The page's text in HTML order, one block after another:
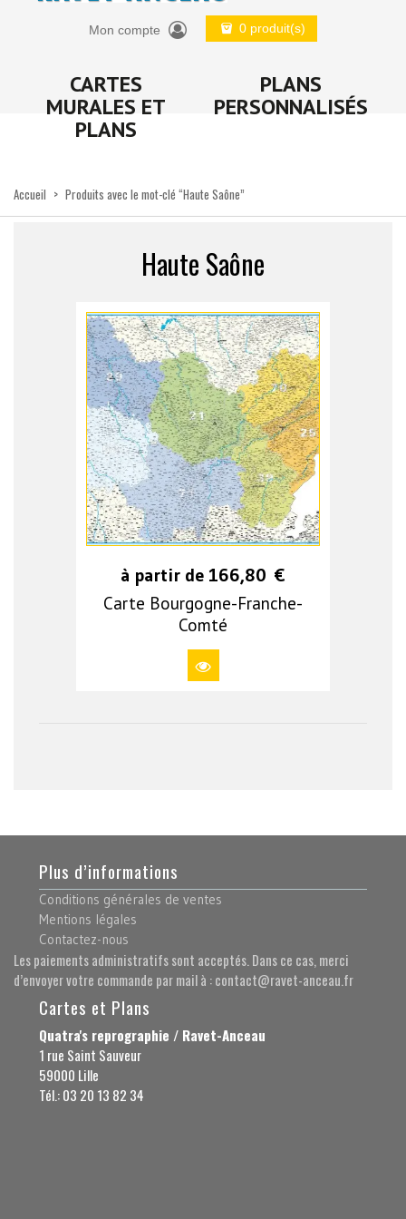
Mon compte 0 produit(s)
CARTES
MURALES ET
PLANS
PLANS
PERSONNALISÉS
Accueil > Produits avec le mot-clé “Haute Saône”
Haute Saône
à partir de 166,80 €
Carte Bourgogne-Franche-
Comté
Plus d’informations
Conditions générales de ventes
Mentions légales
Contactez-nous
Les paiements administratifs sont acceptés. Dans ce cas, merci
d’envoyer votre commande par mail à : contact@ravet-anceau.fr
Cartes et Plans
Quatra's reprographie / Ravet-Anceau
1 rue Saint Sauveur
59000 Lille
Tél.: 03 20 13 82 34